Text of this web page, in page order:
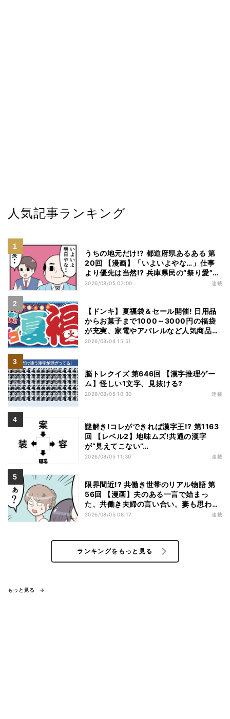
人気記事ランキング
うちの地元だけ!? 都道府県あるある 第
20回 【漫画】「いよいよやな…」仕事
より優先は当然!? 兵庫県民の“祭り愛”が
熱すぎた
2026/08/05 07:00 連載
【ドンキ】夏福袋＆セール開催! 日用品
からお菓子まで1000～3000円の福袋
が充実、家電やアパレルなど人気商品も
特価
2026/08/04 15:51
脳トレクイズ 第646回 【漢字推理ゲー
ム】怪しい1文字、見抜ける?
2026/08/05 10:30 連載
謎解き!コレができれば漢字王!? 第1163
回 【レベル2】地味ムズ!共通の漢字
が“見えてこない”…
2026/08/05 11:30 連載
限界間近!? 共働き世帯のリアル物語 第
56回 【漫画】夫のある一言で始まっ
た、共働き夫婦の言い合い。妻も思わ
ず…
2026/08/05 08:17 連載
ランキングをもっと見る
もっと見る